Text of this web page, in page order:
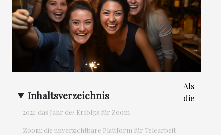
Inhaltsverzeichnis
2021: das Jahr des Erfolgs für Zoom
Zoom: die unverzichtbare Plattform für Telearbeit
Als
die